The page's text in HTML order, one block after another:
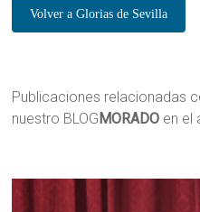
Publicaciones relacionadas
nuestro BLOG MORADO en el